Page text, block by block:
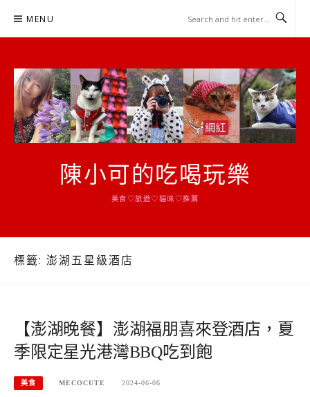
MENU
陳小可的吃喝玩樂
美食♡旅遊♡貓咪♡推薦
標籤: 澎湖五星級酒店
【澎湖晚餐】澎湖福朋喜來登酒店，夏
季限定星光港灣BBQ吃到飽
美食 MECOCUTE 2024-06-06